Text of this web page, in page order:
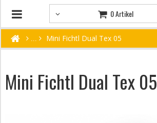
0 Artikel
Mini Fichtl Dual Tex 05
Mini Fichtl Dual Tex 05